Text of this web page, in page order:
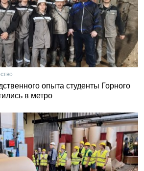
опыта студенты Горного
в метро